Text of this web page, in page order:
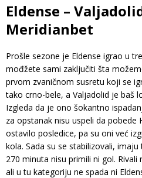
Eldense –
Meridianbet
Prošle sezone je Eldense igrao u
mođžete sami zaključiti šta
prvom zvaničnom susretu koji se
tako crno-bele, a Valjadolid je baš
Izgleda da je ono šokantno
za opstanak nisu uspeli da pobede
ostavilo posledice, pa su oni već
kola. Sada su se stabilizovali,
270 minuta nisu primili ni gol.
ali u tu kategoriju ne spada ni